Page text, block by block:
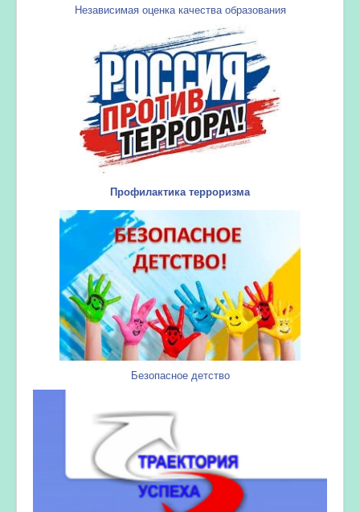
Независимая оценка качества образования
Профилактика терроризма
Безопасное детство